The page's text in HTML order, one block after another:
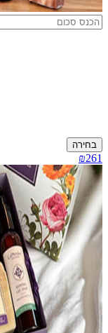
בחירה
₪261